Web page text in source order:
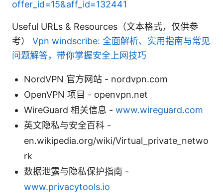
offer_id=15&aff_id=132441
Useful URLs & Resources（文本格式，仅供参
考） Vpn windscribe: 全面解析、实用指南与常见
问题解答，带你掌握安全上网技巧
NordVPN 官方网站 - nordvpn.com
OpenVPN 项目 - openvpn.net
WireGuard 相关信息 - www.wireguard.com
英文隐私与安全百科 -
en.wikipedia.org/wiki/Virtual_private_netwo
rk
数据泄露与隐私保护指南 -
www.privacytools.io